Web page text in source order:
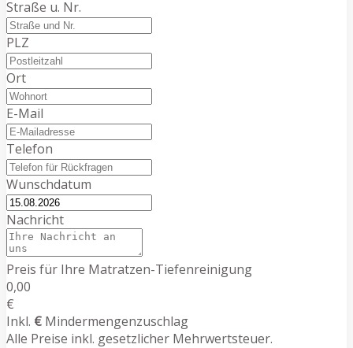
Straße u. Nr.
PLZ
Ort
E-Mail
Telefon
Wunschdatum
Nachricht
Preis für Ihre Matratzen-Tiefenreinigung
0,00
€
Inkl. € Mindermengenzuschlag
Alle Preise inkl. gesetzlicher Mehrwertsteuer.